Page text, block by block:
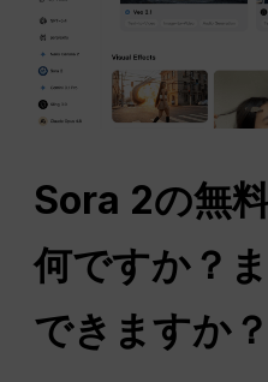
Sora 2の無
何ですか？
できますか？